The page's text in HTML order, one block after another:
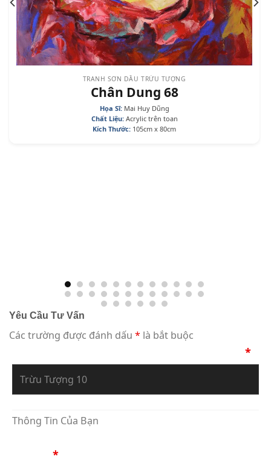
TRANH SƠN DẦU TRỪU TƯỢNG
Chân Dung 68
Họa Sĩ: Mai Huy Dũng
Chất Liệu: Acrylic trên toan
Kích Thước: 105cm x 80cm
Yêu Cầu Tư Vấn
Các trường được đánh dấu * là bắt buộc
*
Thông Tin Của Bạn